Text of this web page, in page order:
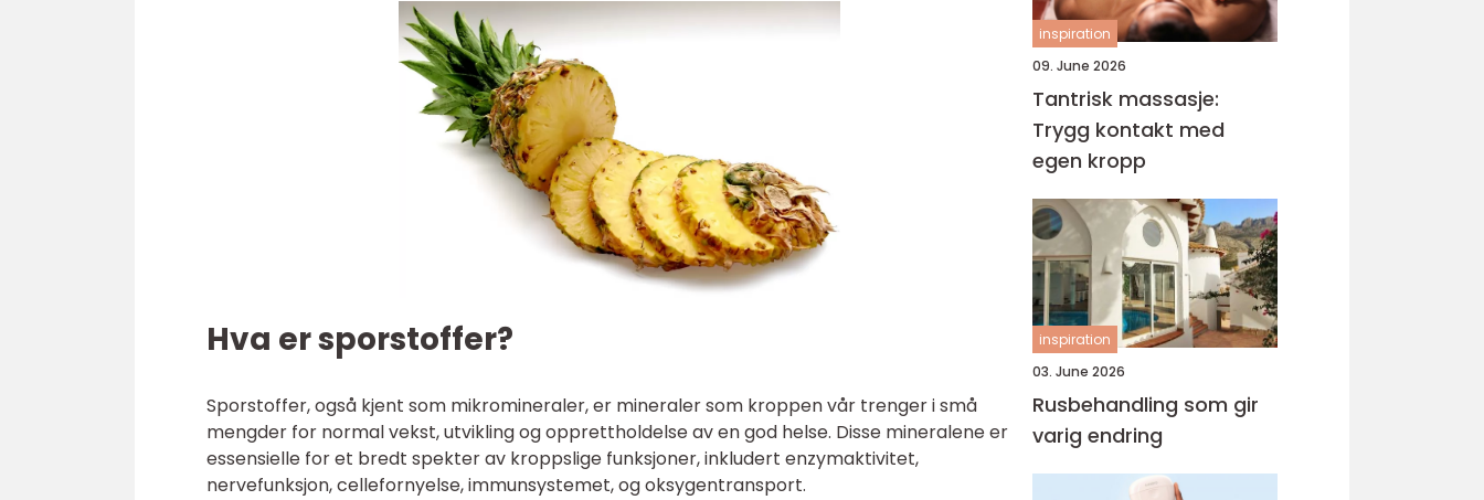
Hva er sporstoffer?
Sporstoffer, også kjent som mikromineraler, er mineraler som kroppen vår trenger i små
mengder for normal vekst, utvikling og opprettholdelse av en god helse. Disse mineralene er
essensielle for et bredt spekter av kroppslige funksjoner, inkludert enzymaktivitet,
nervefunksjon, cellefornyelse, immunsystemet, og oksygentransport.
inspiration
09. June 2026
Tantrisk massasje:
Trygg kontakt med
egen kropp
inspiration
03. June 2026
Rusbehandling som gir
varig endring